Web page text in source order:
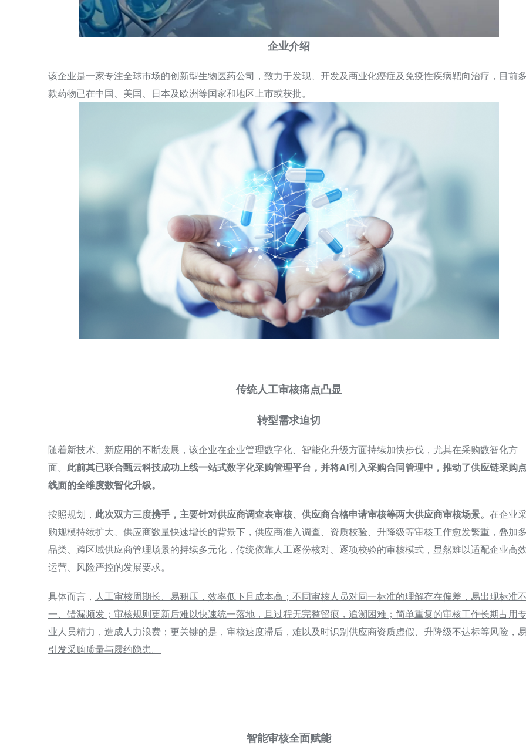
企业介绍
该企业是一家专注全球市场的创新型生物医药公司，致力于发现、开发及商业化癌症及免疫性疾病靶向治疗，目前
款药物已在中国、美国、日本及欧洲等国家和地区上市或获批。
传统人工审核痛点凸显
转型需求迫切
随着新技术、新应用的不断发展，该企业在企业管理数字化、智能化升级方面持续加快步伐，尤其在采购数智化方
面。 此前其已联合甄云科技成功上线一站式数字化采购管理平台，并将AI引入采购合同管理中，推动了供应链采购
线面的全维度数智化升级。
按照规划， 此次双方三度携手，主要针对供应商调查表审核、供应商合格申请审核等两大供应商审核场景。 在企业
购规模持续扩大、供应商数量快速增长的背景下，供应商准入调查、资质校验、升降级等审核工作愈发繁重，叠加
品类、跨区域供应商管理场景的持续多元化，传统依靠人工逐份核对、逐项校验的审核模式，显然难以适配企业高
运营、风险严控的发展要求。
具体而言， 人工审核周期长、易积压，效率低下且成本高；不同审核人员对同一标准的理解存在偏差，易出现标准
一、错漏频发；审核规则更新后难以快速统一落地，且过程无完整留痕，追溯困难；简单重复的审核工作长期占用
业人员精力，造成人力浪费；更关键的是，审核速度滞后，难以及时识别供应商资质虚假、升降级不达标等风险，
引发采购质量与履约隐患。
智能审核全面赋能